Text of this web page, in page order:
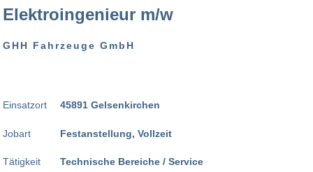
Elektroingenieur m/w
GHH Fahrzeuge GmbH
Einsatzort
Jobart
Tätigkeit
45891 Gelsenkirchen
Festanstellung, Vollzeit
Technische Bereiche / Service